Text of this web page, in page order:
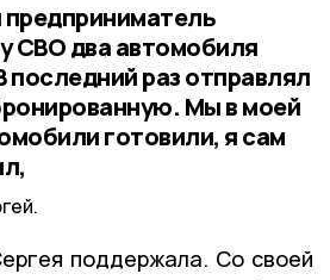
СВО два автомобиля
раз отправлял
Мы в моей
готовили, я сам
поддержала. Со своей